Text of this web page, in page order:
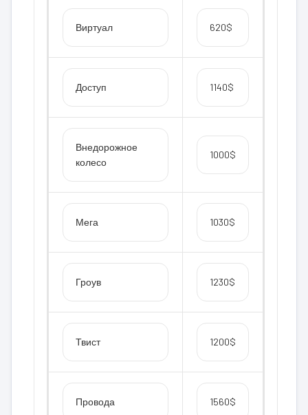
Виртуал 620$
Доступ 1140$
Внедорожное
колесо
1000$
Мега 1030$
Гроув 1230$
Твист 1200$
Провода 1560$